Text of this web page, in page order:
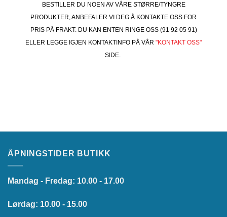
BESTILLER DU NOEN AV VÅRE STØRRE/TYNGRE
PRODUKTER, ANBEFALER VI DEG Å KONTAKTE OSS FOR
PRIS PÅ FRAKT. DU KAN ENTEN RINGE OSS (91 92 05 91)
ELLER LEGGE IGJEN KONTAKTINFO PÅ VÅR "KONTAKT OSS"
SIDE.
ÅPNINGSTIDER BUTIKK
Mandag - Fredag: 10.00 - 17.00
Lørdag: 10.00 - 15.00